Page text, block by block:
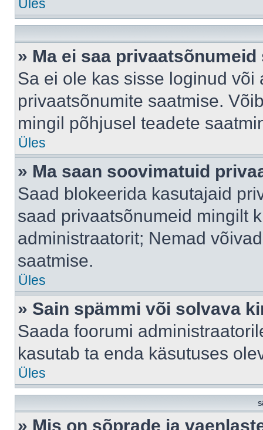
Üles
» Ma ei saa privaatsõnumeid
Sa ei ole kas sisse loginud
privaatsõnumite saatmise.
mingil põhjusel teadete
Üles
» Ma saan soovimatuid
Saad blokeerida kasutajaid
saad privaatsõnumeid mingilt
administraatorit; Nemad
saatmise.
Üles
» Sain spämmi või solvava
Saada foorumi
kasutab ta enda käsutuses
Üles
» Mis on sõprade ja